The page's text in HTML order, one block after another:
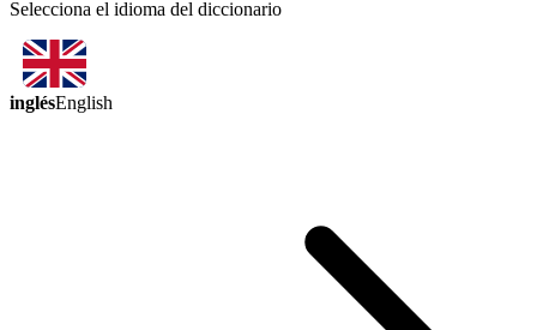
Selecciona el idioma del diccionario
inglésEnglish